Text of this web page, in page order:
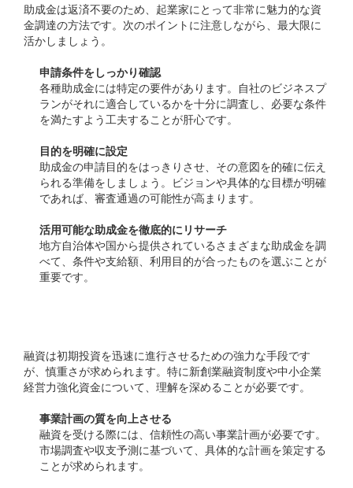
助成金は返済不要のため、起業家にとって非常に魅力的な資
金調達の方法です。次のポイントに注意しながら、最大限に
活かしましょう。
申請条件をしっかり確認
各種助成金には特定の要件があります。自社のビジネスプ
ランがそれに適合しているかを十分に調査し、必要な条件
を満たすよう工夫することが肝心です。
目的を明確に設定
助成金の申請目的をはっきりさせ、その意図を的確に伝え
られる準備をしましょう。ビジョンや具体的な目標が明確
であれば、審査通過の可能性が高まります。
活用可能な助成金を徹底的にリサーチ
地方自治体や国から提供されているさまざまな助成金を調
べて、条件や支給額、利用目的が合ったものを選ぶことが
重要です。
融資は初期投資を迅速に進行させるための強力な手段です
が、慎重さが求められます。特に新創業融資制度や中小企業
経営力強化資金について、理解を深めることが必要です。
事業計画の質を向上させる
融資を受ける際には、信頼性の高い事業計画が必要です。
市場調査や収支予測に基づいて、具体的な計画を策定する
ことが求められます。